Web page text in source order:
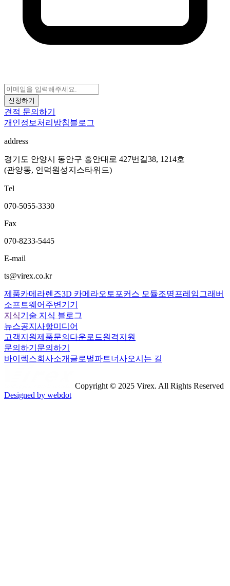
신청하기
견적 문의하기
개인정보처리방침블로그
address
경기도 안양시 동안구 흥안대로 427번길38, 1214호
(관양동, 인덕원성지스타위드)
Tel
070-5055-3330
Fax
070-8233-5445
E-mail
ts@virex.co.kr
제품카메라렌즈3D 카메라오토포커스 모듈조명 프레임그래버
소프트웨어 주변기기
지식기술 지식 블로그
뉴스공지사항미디어
고객지원제품문의 다운로드원격지원
문의하기 문의하기
바이렉스회사소개 글로벌파트너사오시는 길
Copyright © 2025 Virex. All Rights Reserved
Designed by webdot